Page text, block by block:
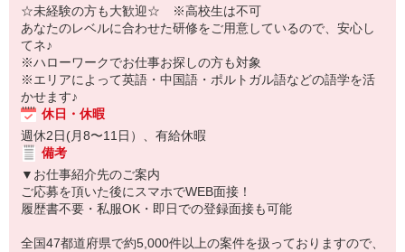
☆未経験の方も大歓迎☆ ※高校生は不可
あなたのレベルに合わせた研修をご用意しているので、安心し
てネ♪
※ハローワークでお仕事お探しの方も対象
※エリアによって英語・中国語・ポルトガル語などの語学を活
かせます♪
休日・休暇
週休2日(月8〜11日）、有給休暇
備考
▼お仕事紹介先のご案内
ご応募を頂いた後にスマホでWEB面接！
履歴書不要・私服OK・即日での登録面接も可能
全国47都道府県で約5,000件以上の案件を扱っておりますので、